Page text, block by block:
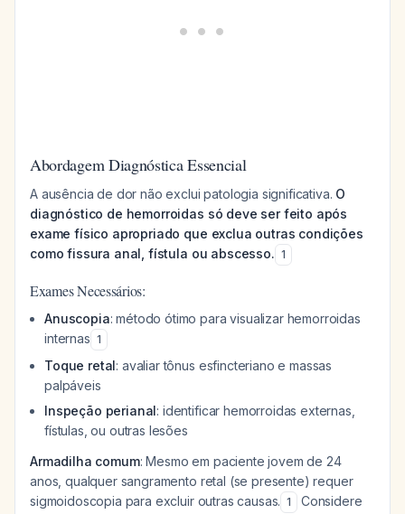
Abordagem Diagnóstica Essencial
A ausência de dor não exclui patologia significativa. O
diagnóstico de hemorroidas só deve ser feito após
exame físico apropriado que exclua outras condições
como fissura anal, fístula ou abscesso. 1
Exames Necessários:
Anuscopia: método ótimo para visualizar hemorroidas
internas 1
Toque retal: avaliar tônus esfincteriano e massas
palpáveis
Inspeção perianal: identificar hemorroidas externas,
fístulas, ou outras lesões
Armadilha comum: Mesmo em paciente jovem de 24
anos, qualquer sangramento retal (se presente) requer
sigmoidoscopia para excluir outras causas. 1
Considere